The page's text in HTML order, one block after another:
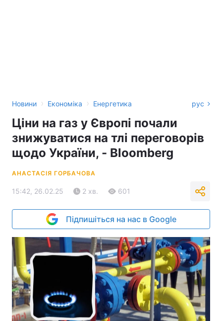
Новини › Економіка › Енергетика рус
Ціни на газ у Європі почали
знижуватися на тлі переговорів
щодо України, - Bloomberg
АНАСТАСІЯ ГОРБАЧОВА
15:42, 26.02.25 2 хв. 601
Підпишіться на нас в Google